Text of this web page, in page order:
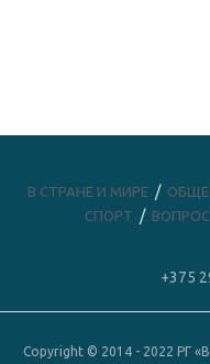
В СТРАНЕ И МИРЕ
СПОРТ
+375
Copyright © 2014 - 2022 РГ